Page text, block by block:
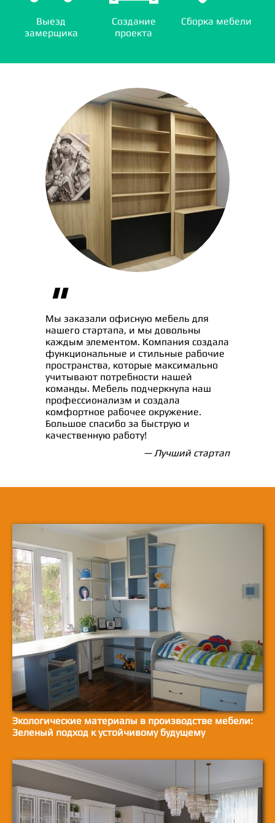
Выезд
замерщика
Создание
проекта
Сборка мебели
"
Мы заказали офисную мебель для
нашего стартапа, и мы довольны
каждым элементом. Компания создала
функциональные и стильные рабочие
пространства, которые максимально
учитывают потребности нашей
команды. Мебель подчеркнула наш
профессионализм и создала
комфортное рабочее окружение.
Большое спасибо за быструю и
качественную работу!
— Лучший стартап
Экологические материалы в производстве мебели:
Зеленый подход к устойчивому будущему